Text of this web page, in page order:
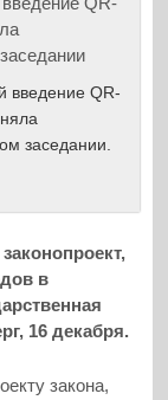
введение QR-
заседании.
в
16 декабря.
закона,